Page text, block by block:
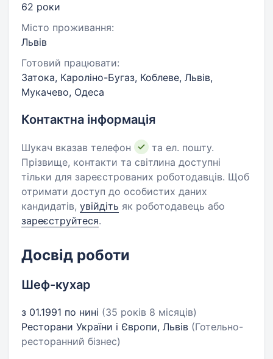
62 роки
Місто проживання:
Львів
Готовий працювати:
Затока, Кароліно-Бугаз, Коблеве, Львів,
Мукачево, Одеса
Контактна інформація
Шукач вказав телефон
та ел. пошту.
Прізвище, контакти та світлина доступні
тільки для зареєстрованих роботодавців. Щоб
отримати доступ до особистих даних
кандидатів, увійдіть як роботодавець або
зареєструйтеся.
Досвід роботи
Шеф-кухар
з 01.1991 по нині (35 років 8 місяців)
Ресторани України і Європи, Львів (Готельно-
ресторанний бізнес)